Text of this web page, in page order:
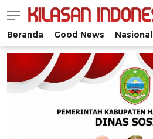
Kilasan Indonesia
Satu-satunya di Indonesia
Beranda Good News Nasional